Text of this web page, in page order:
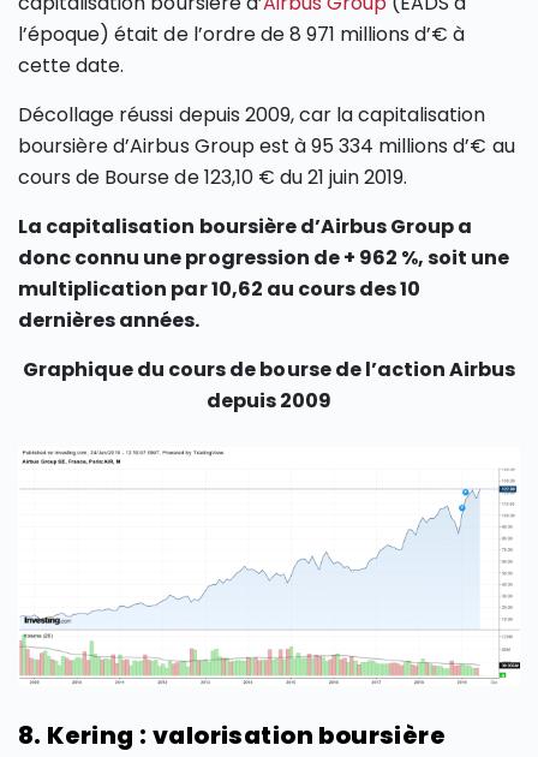
l’époque) était de l’ordre de 8 971 millions d’€ à
cette date.
Décollage réussi depuis 2009, car la capitalisation
boursière d’Airbus Group est à 95 334 millions d’€ au
cours de Bourse de 123,10 € du 21 juin 2019.
La capitalisation boursière d’Airbus Group a
donc connu une progression de + 962 %, soit une
multiplication par 10,62 au cours des 10
dernières années.
Graphique du cours de bourse de l’action Airbus
depuis 2009
8. Kering : valorisation boursière